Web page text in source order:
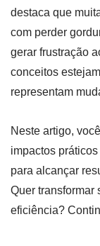
destaca que
com perder
gerar frustração
conceitos
representam
Neste artigo,
impactos
para alcançar
Quer transformar
eficiência?